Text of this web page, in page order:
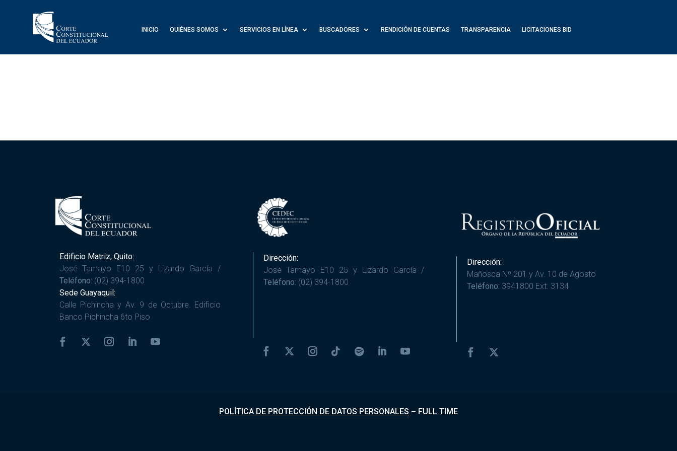
INICIO QUIÉNES SOMOS SERVICIOS EN LÍNEA BUSCADORES RENDICIÓN DE CUENTAS TRANSPARENCIA LICITACIONES BID
Edificio Matriz, Quito:
José Tamayo E10 25 y Lizardo García /
Teléfono: (02) 394-1800
Sede Guayaquil:
Calle Pichincha y Av. 9 de Octubre. Edificio
Banco Pichincha 6to Piso
Dirección:
José Tamayo E10 25 y Lizardo García /
Teléfono: (02) 394-1800
Dirección:
Mañosca Nº 201 y Av. 10 de Agosto
Teléfono: 3941800 Ext. 3134
POLÍTICA DE PROTECCIÓN DE DATOS PERSONALES – FULL TIME